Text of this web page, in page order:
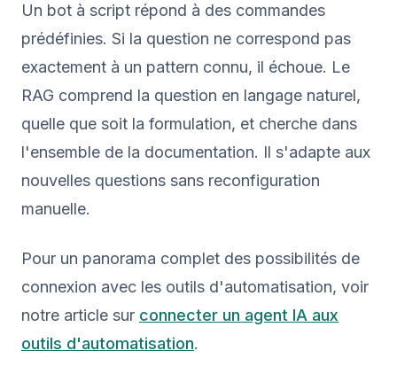
Un bot à script répond à des commandes
prédéfinies. Si la question ne correspond pas
exactement à un pattern connu, il échoue. Le
RAG comprend la question en langage naturel,
quelle que soit la formulation, et cherche dans
l'ensemble de la documentation. Il s'adapte aux
nouvelles questions sans reconfiguration
manuelle.
Pour un panorama complet des possibilités de
connexion avec les outils d'automatisation, voir
notre article sur connecter un agent IA aux
outils d'automatisation.